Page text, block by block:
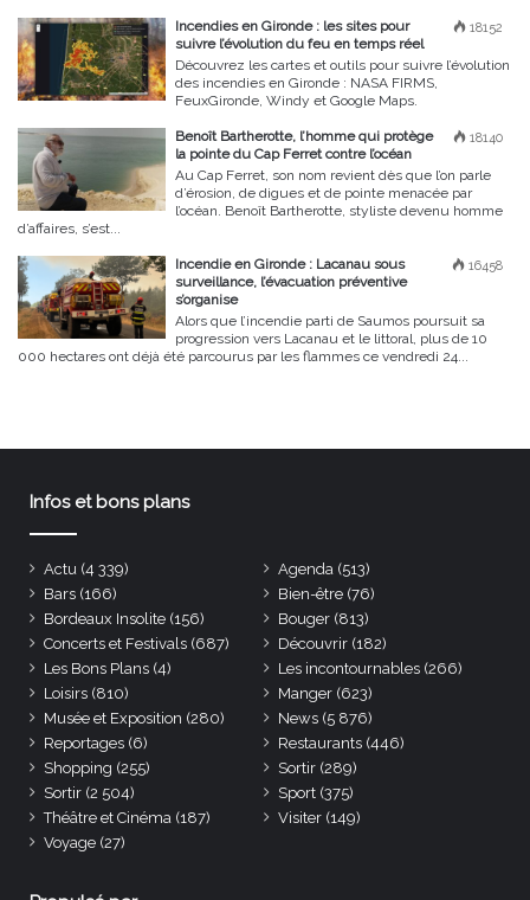
18152
Incendies en Gironde : les sites pour
suivre l’évolution du feu en temps réel
Découvrez les cartes et outils pour suivre l’évolution
des incendies en Gironde : NASA FIRMS,
FeuxGironde, Windy et Google Maps.
18140
Benoît Bartherotte, l’homme qui protège
la pointe du Cap Ferret contre l’océan
Au Cap Ferret, son nom revient dès que l’on parle
d’érosion, de digues et de pointe menacée par
l’océan. Benoît Bartherotte, styliste devenu homme
d’affaires, s’est...
16458
Incendie en Gironde : Lacanau sous
surveillance, l’évacuation préventive
s’organise
Alors que l’incendie parti de Saumos poursuit sa
progression vers Lacanau et le littoral, plus de 10
000 hectares ont déjà été parcourus par les flammes ce vendredi 24...
Infos et bons plans
Actu (4 339) Agenda (513)
Bars (166) Bien-être (76)
Bordeaux Insolite (156) Bouger (813)
Concerts et Festivals (687) Découvrir (182)
Les Bons Plans (4) Les incontournables (266)
Loisirs (810) Manger (623)
Musée et Exposition (280) News (5 876)
Reportages (6) Restaurants (446)
Shopping (255) Sortir (289)
Sortir (2 504) Sport (375)
Théâtre et Cinéma (187) Visiter (149)
Voyage (27)